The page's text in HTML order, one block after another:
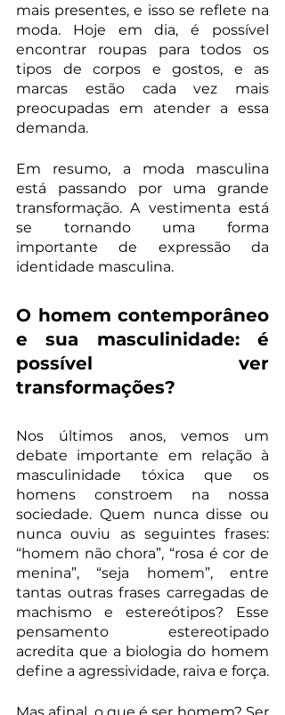
mais presentes, e isso se reflete na
moda. Hoje em dia, é possível
encontrar roupas para todos os
tipos de corpos e gostos, e as
marcas estão cada vez mais
preocupadas em atender a essa
demanda.
Em resumo, a moda masculina
está passando por uma grande
transformação. A vestimenta está
se tornando uma forma
importante de expressão da
identidade masculina.
O homem contemporâneo
e sua masculinidade: é
possível ver
transformações?
Nos últimos anos, vemos um
debate importante em relação à
masculinidade tóxica que os
homens constroem na nossa
sociedade. Quem nunca disse ou
nunca ouviu as seguintes frases:
“homem não chora”, “rosa é cor de
menina”, “seja homem”, entre
tantas outras frases carregadas de
machismo e estereótipos? Esse
pensamento estereotipado
acredita que a biologia do homem
Mas afinal, o que é ser homem? Ser